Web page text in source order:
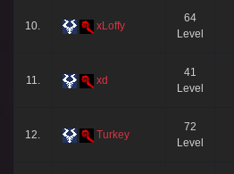
10. xLoffy
64
Level
11. xd
41
Level
12. Turkey
72
Level